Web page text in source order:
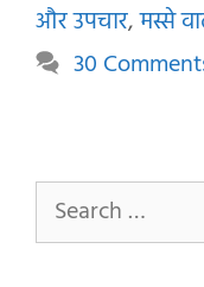
और उपचार,मस्से
30
Search
for: